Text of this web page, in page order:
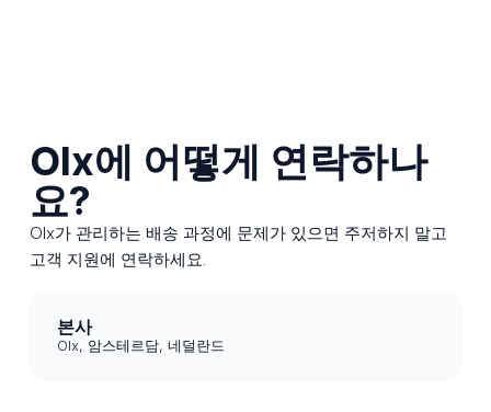
Olx에 어떻게 연락하나
요?
Olx가 관리하는 배송 과정에 문제가 있으면 주저하지 말고
고객 지원에 연락하세요.
본사
Olx, 암스테르담, 네덜란드